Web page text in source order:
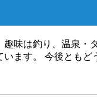
味は釣り、温泉・
ます。 今後ともど